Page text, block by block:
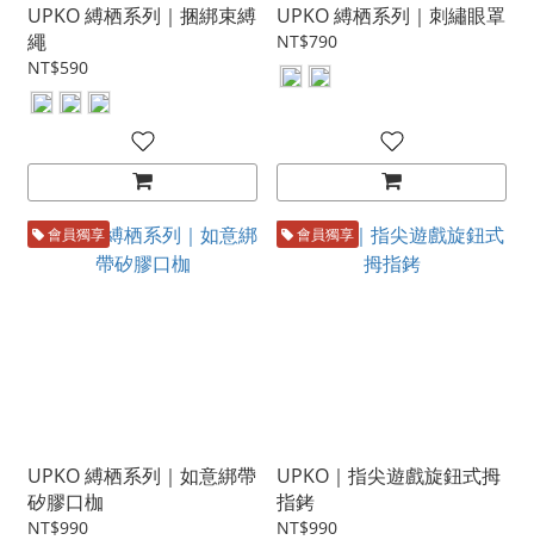
UPKO 縛栖系列｜捆綁束縛
繩
NT$590
UPKO 縛栖系列｜刺繡眼罩
NT$790
會員獨享
UPKO 縛栖系列｜如意綁帶
矽膠口枷
NT$990
會員獨享
UPKO｜指尖遊戲旋鈕式拇
指銬
NT$990